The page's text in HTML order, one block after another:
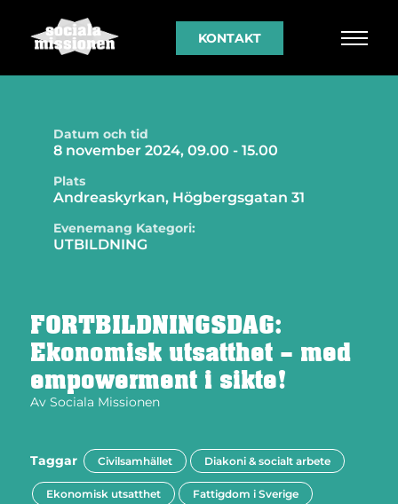
KONTAKT
Datum och tid
8 november 2024, 09.00 - 15.00
Plats
Andreaskyrkan, Högbergsgatan 31
Evenemang Kategori:
UTBILDNING
FORTBILDNINGSDAG:
Ekonomisk utsatthet – med
empowerment i sikte!
Av Sociala Missionen
Taggar Civilsamhället Diakoni & socialt arbete
Ekonomisk utsatthet Fattigdom i Sverige